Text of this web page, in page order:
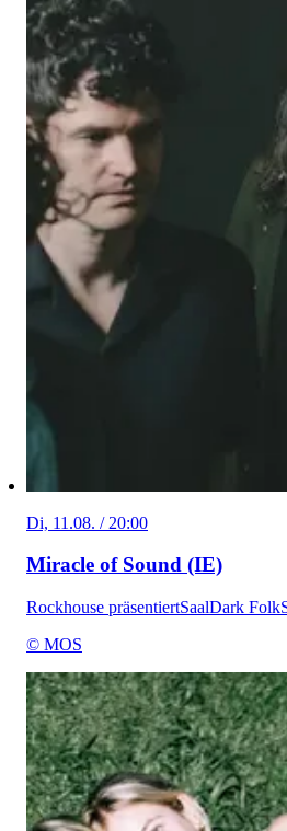
Di, 11.08. / 20:00
Miracle of Sound (IE)
Rockhouse präsentiertSaalDark Folk
© MOS